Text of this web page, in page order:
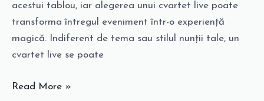
acestui tablou, iar alegerea unui cvartet live poate
transforma întregul eveniment într-o experiență
magică. Indiferent de tema sau stilul nunții tale, un
cvartet live se poate
Nuntă
Read More »